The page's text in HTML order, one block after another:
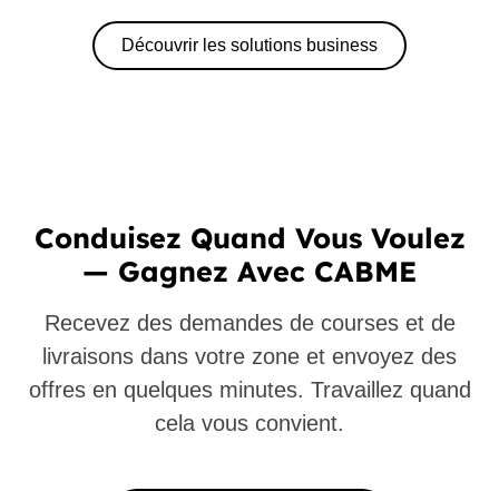
Découvrir les solutions business
Conduisez Quand Vous Voulez
— Gagnez Avec CABME
Recevez des demandes de courses et de
livraisons dans votre zone et envoyez des
offres en quelques minutes. Travaillez quand
cela vous convient.